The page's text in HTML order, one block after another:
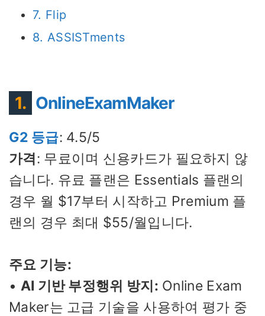
7. Flip
8. ASSISTments
1. OnlineExamMaker
G2 등급: 4.5/5
가격: 무료이며 신용카드가 필요하지 않
습니다. 유료 플랜은 Essentials 플랜의
경우 월 $17부터 시작하고 Premium 플
랜의 경우 최대 $55/월입니다.
주요 기능:
• AI 기반 부정행위 방지: Online Exam
Maker는 고급 기술을 사용하여 평가 중